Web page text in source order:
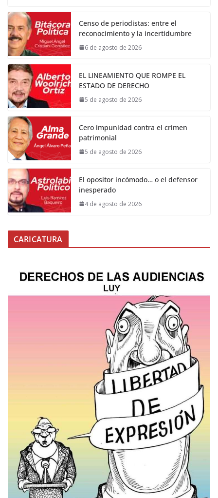
Censo de periodistas: entre el
reconocimiento y la incertidumbre
6 de agosto de 2026
EL LINEAMIENTO QUE ROMPE EL
ESTADO DE DERECHO
5 de agosto de 2026
Cero impunidad contra el crimen
patrimonial
5 de agosto de 2026
El opositor incómodo… o el defensor
inesperado
4 de agosto de 2026
CARICATURA